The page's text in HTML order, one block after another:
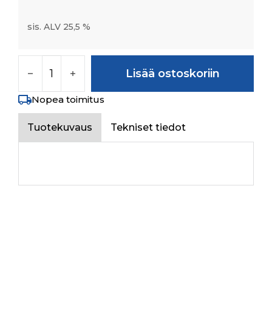
sis. ALV 25,5 %
Lisää ostoskoriin
Nopea toimitus
Tuotekuvaus Tekniset tiedot